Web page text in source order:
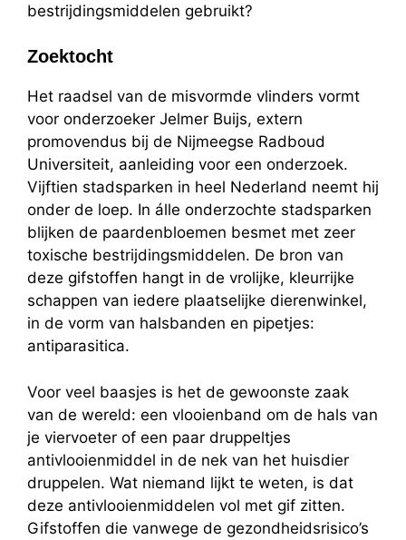
bestrijdingsmiddelen gebruikt?
Zoektocht
Het raadsel van de misvormde vlinders vormt
voor onderzoeker Jelmer Buijs, extern
promovendus bij de Nijmeegse Radboud
Universiteit, aanleiding voor een onderzoek.
Vijftien stadsparken in heel Nederland neemt hij
onder de loep. In álle onderzochte stadsparken
blijken de paardenbloemen besmet met zeer
toxische bestrijdingsmiddelen. De bron van
deze gifstoffen hangt in de vrolijke, kleurrijke
schappen van iedere plaatselijke dierenwinkel,
in de vorm van halsbanden en pipetjes:
antiparasitica.
Voor veel baasjes is het de gewoonste zaak
van de wereld: een vlooienband om de hals van
je viervoeter of een paar druppeltjes
antivlooienmiddel in de nek van het huisdier
druppelen. Wat niemand lijkt te weten, is dat
deze antivlooienmiddelen vol met gif zitten.
Gifstoffen die vanwege de gezondheidsrisico’s